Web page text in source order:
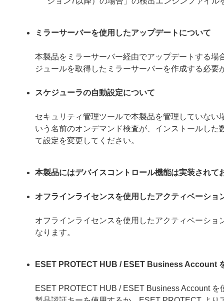
ミラーサーバーを使用したアップデートについて
本製品をミラーサーバー経由でアップデートする
ジュールを取得したミラーサーバーを作成する必要
スケジューラの自動設定について
セキュリティ管理ツールで本製品を管理していな
いう名前のオンデマンド検査が、インストールし
て設定を変更してください。
本製品にはデバイスコントロール機能は実装されて
オフラインライセンスを使用したアクティベーショ
オフラインライセンスを使用したアクティベーシ
なります。
ESET PROTECT HUB / ESET Business Account
ESET PROTECT HUB / ESET Business Account